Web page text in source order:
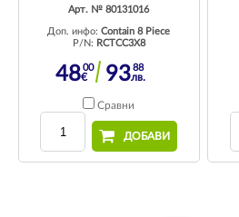
Арт. № 80131016
Доп. инфо:Contain 8 Piece
P/N: RCTCC3X8
4800
€ 9388
лв.
Сравни
ДОБАВИ